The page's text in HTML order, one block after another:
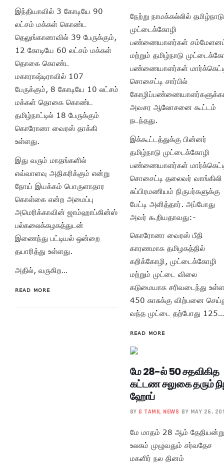
இந்தியாவில் 3 கோடியே 90
லட்சம் மக்கள் கொண்ட
தெலுங்கானாவில் 39 பேருக்கும்,
12 கோடியே 60 லட்சம் மக்கள்
தொகை கொண்ட
மகாராஷ்டிராவில் 107
பேருக்கும், 8 கோடியே 10 லட்சம்
மக்கள் தொகை கொண்ட
தமிழ்நாட்டில் 18 பேருக்கும்
கொரோனா வைரஸ் தாக்கி
உள்ளது.
இது வரும் மாதங்களில்
எவ்வாளவு அதிகரிக்கும் என்று
நோய் இயக்கம் பொருளாதார
கொள்கை என்ற அமைப்பு
அமெரிக்காவின் ஜாம்ஹாப்கின்ஸ்
பல்கலைக்கழகத்துடன்
இணைந்து பட்டியல் ஒன்றை
தயாரித்து உள்ளது.
அதில், வருகிற…
READ MORE
நேற்று நாமக்கல்லில் தமிழ்நாடு
முட்டைக்கோழி
பண்ணையாளர்கள்
மற்றும் தமிழ்நாடு
பண்ணையாளர்கள்
சொசைட்டி சார்பில்
அவசர ஆலோசனை கூட்டம்
நடந்தது.
இக்கூட்டத்துக்கு பின்னர்
தமிழ்நாடு முட்டைக்கோழி
பண்ணையாளர்கள்
சொசைட்டி தலைவர் வாங்கிலி
சுப்பிரமணியம் நிருபர்களுக்கு
பேட்டி அளித்தார். அப்போது
அவர் கூறியதாவது:-
கொரோனா வைரஸ் பீதி
காரணமாக தமிழகத்தில்
கறிக்கோழி, முட்டைக்கோழி
மற்றும் முட்டை விலை
கடுமையாக சரிவடைந்து
450 காசுக்கு விற்பனை
வந்த முட்டை தற்போது 125…
READ MORE
மே 28-ல் 50 சதவிகித
கட்டண சலுகை தரும்
ஹோப்
BY G TAMIL NEWS BY MAY 26,
மே மாதம் 28 ஆம் தேதியன்று
உலகம் முழுவதும் சர்வதேச
மகளிர் நல தினம்